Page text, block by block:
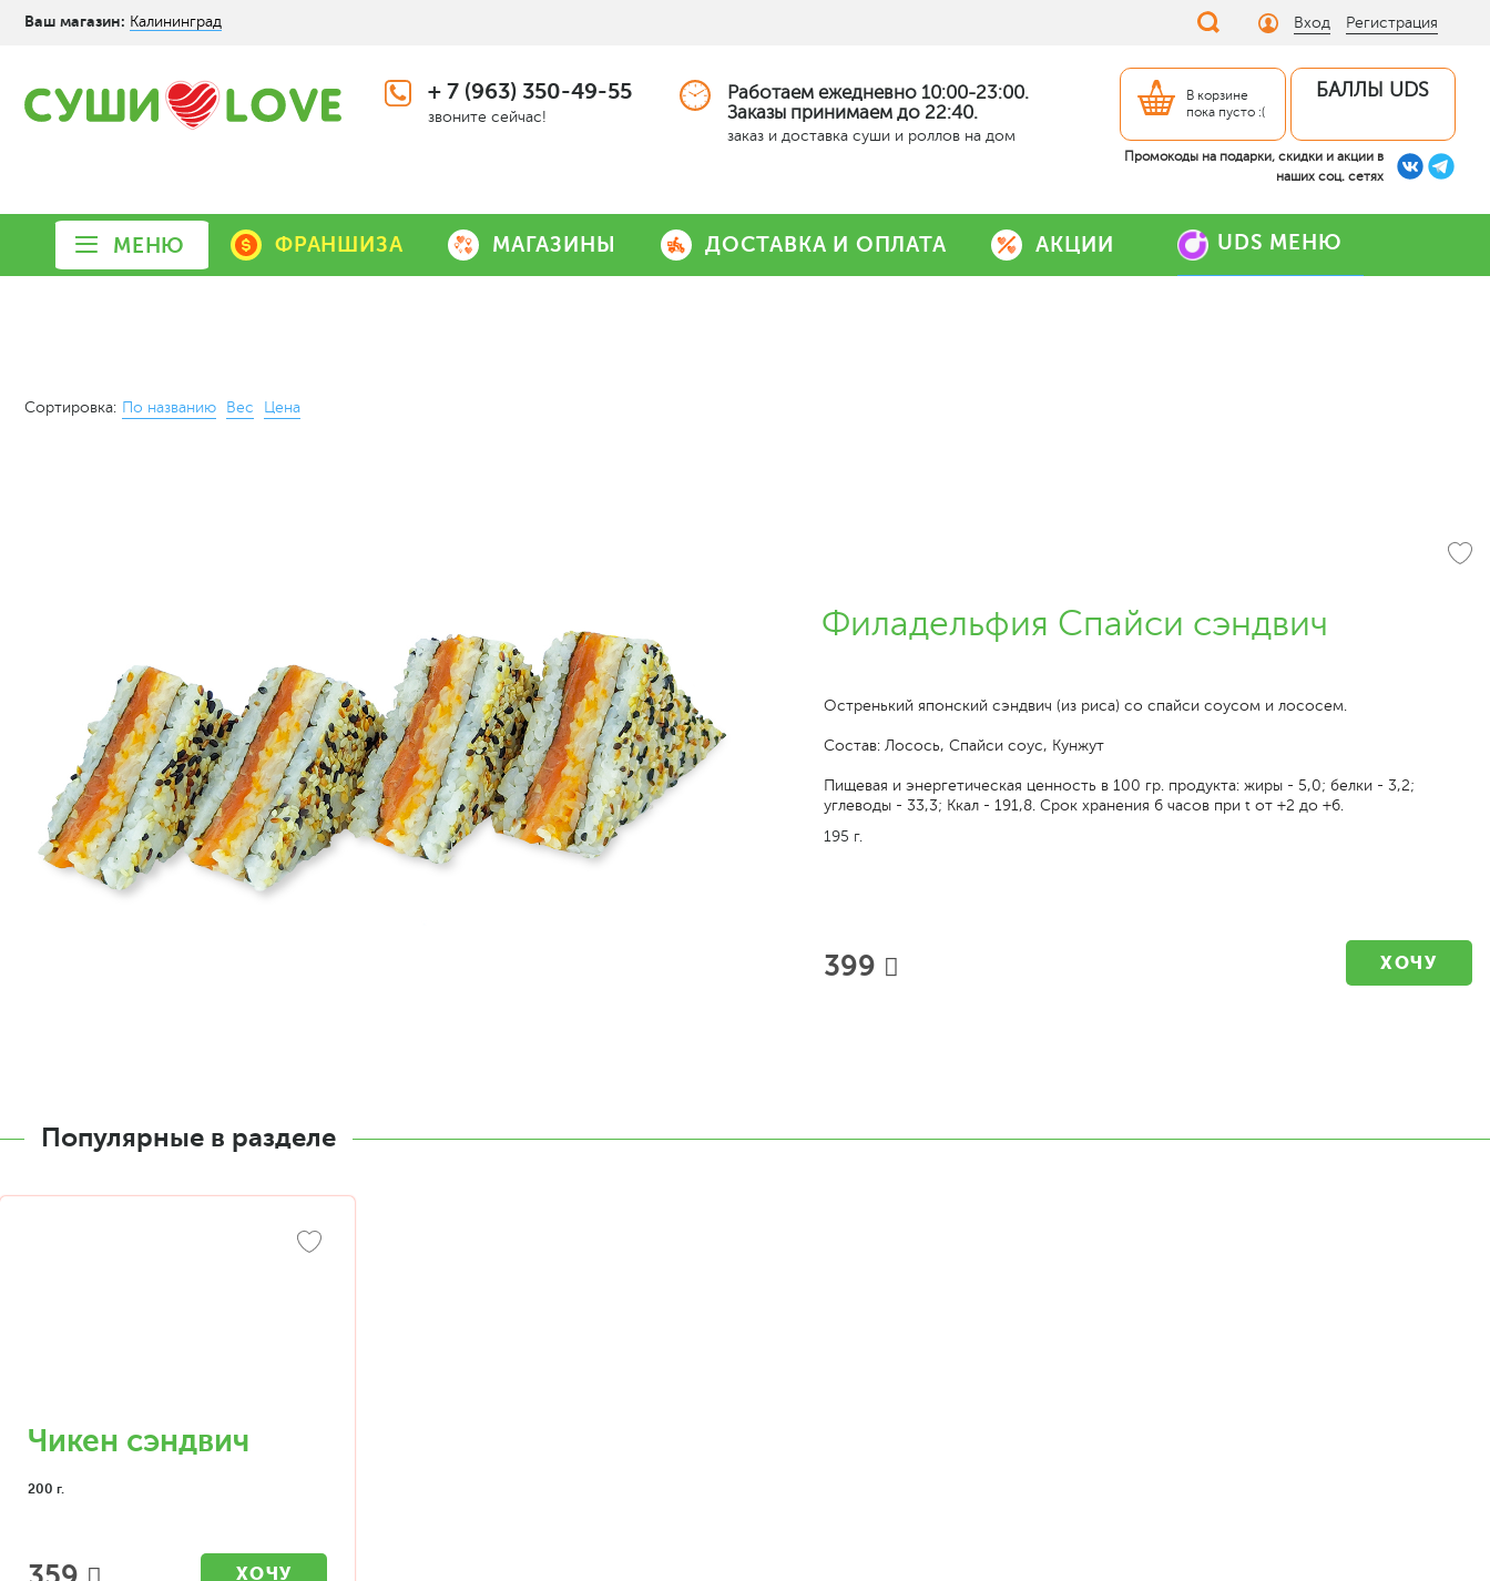
Ваш магазин: Калининград Вход Регистрация
+ 7 (963) 350-49-55
звоните сейчас!
Работаем ежедневно 10:00-23:00.
Заказы принимаем до 22:40.
заказ и доставка суши и роллов на дом
В корзине
пока пусто :(
БАЛЛЫ UDS
Промокоды на подарки, скидки и акции в
наших соц. сетях
МЕНЮ ФРАНШИЗА МАГАЗИНЫ ДОСТАВКА И ОПЛАТА АКЦИИ UDS МЕНЮ
Сортировка: По названию Вес Цена
Филадельфия Спайси сэндвич
Остренький японский сэндвич (из риса) со спайси соусом и лососем.
Состав: Лосось, Спайси соус, Кунжут
Пищевая и энергетическая ценность в 100 гр. продукта: жиры - 5,0; белки - 3,2;
углеводы - 33,3; Ккал - 191,8. Срок хранения 6 часов при t от +2 до +6.
195 г.
399 ХОЧУ
Популярные в разделе
Чикен сэндвич
200 г.
ХОЧУ